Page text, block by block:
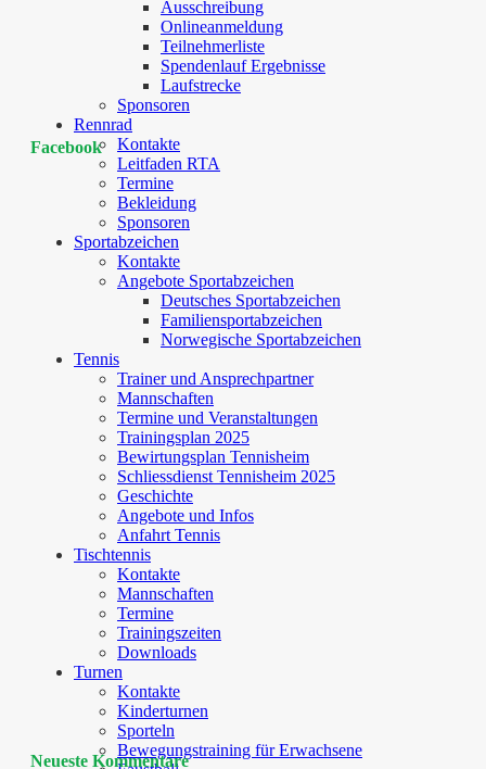
Ausschreibung
Onlineanmeldung
Teilnehmerliste
Spendenlauf Ergebnisse
Laufstrecke
Sponsoren
Rennrad
Kontakte
Leitfaden RTA
Termine
Bekleidung
Sponsoren
Sportabzeichen
Kontakte
Angebote Sportabzeichen
Deutsches Sportabzeichen
Familiensportabzeichen
Norwegische Sportabzeichen
Tennis
Trainer und Ansprechpartner
Mannschaften
Termine und Veranstaltungen
Trainingsplan 2025
Bewirtungsplan Tennisheim
Schliessdienst Tennisheim 2025
Geschichte
Angebote und Infos
Anfahrt Tennis
Tischtennis
Kontakte
Mannschaften
Termine
Trainingszeiten
Downloads
Turnen
Kontakte
Kinderturnen
Sporteln
Bewegungstraining für Erwachsene
Facebook
Neueste Kommentare